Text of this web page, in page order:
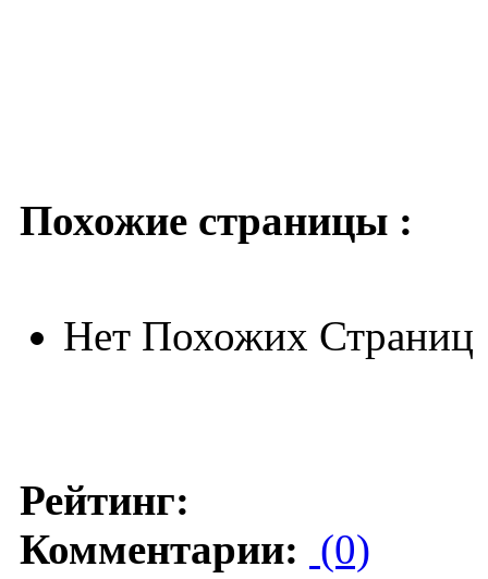
Похожие страницы :
Нет Похожих Страниц
Рейтинг:
Комментарии: (0)